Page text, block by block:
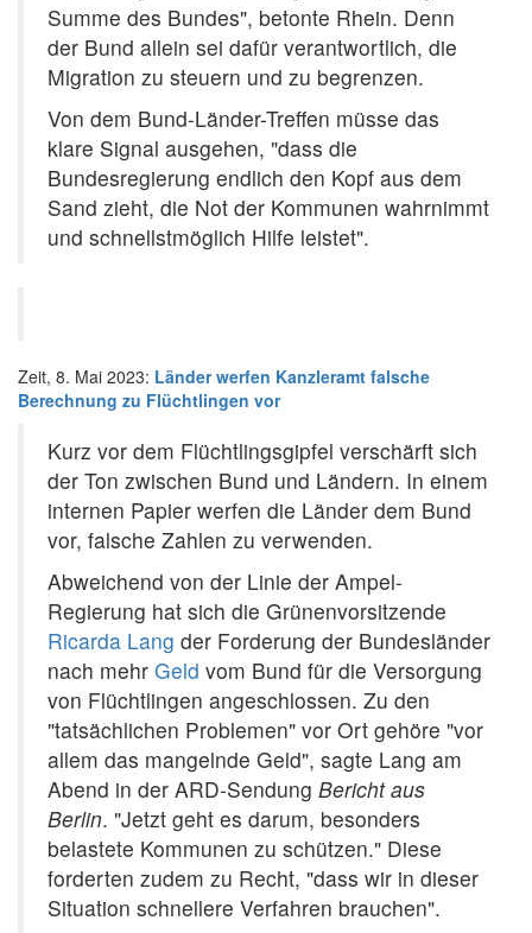
Summe des Bundes", betonte Rhein. Denn
der Bund allein sei dafür verantwortlich, die
Migration zu steuern und zu begrenzen.
Von dem Bund-Länder-Treffen müsse das
klare Signal ausgehen, "dass die
Bundesregierung endlich den Kopf aus dem
Sand zieht, die Not der Kommunen wahrnimmt
und schnellstmöglich Hilfe leistet".
Zeit, 8. Mai 2023: Länder werfen Kanzleramt falsche
Berechnung zu Flüchtlingen vor
Kurz vor dem Flüchtlingsgipfel verschärft sich
der Ton zwischen Bund und Ländern. In einem
internen Papier werfen die Länder dem Bund
vor, falsche Zahlen zu verwenden.
Abweichend von der Linie der Ampel-
Regierung hat sich die Grünenvorsitzende
Ricarda Lang der Forderung der Bundesländer
nach mehr Geld vom Bund für die Versorgung
von Flüchtlingen angeschlossen. Zu den
"tatsächlichen Problemen" vor Ort gehöre "vor
allem das mangelnde Geld", sagte Lang am
Abend in der ARD-Sendung Bericht aus
Berlin. "Jetzt geht es darum, besonders
belastete Kommunen zu schützen." Diese
forderten zudem zu Recht, "dass wir in dieser
Situation schnellere Verfahren brauchen".